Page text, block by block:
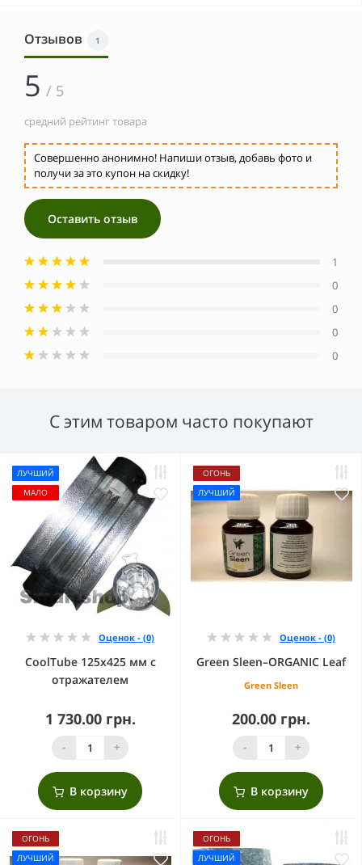
Отзывов 1
5 / 5
средний рейтинг товара
Совершенно анонимно! Напиши отзыв, добавь фото и
получи за это купон на скидку!
Оставить отзыв
1
0
0
0
0
С этим товаром часто покупают
ЛУЧШИЙ
МАЛО
Оценок - (0)
CoolTube 125х425 мм с
отражателем
1 730.00 грн.
- +
В корзину
ОГОНЬ
ЛУЧШИЙ
Оценок - (0)
Green Sleen–ORGANIC Leaf
Green Sleen
200.00 грн.
- +
В корзину
ОГОНЬ
ЛУЧШИЙ
ОГОНЬ
ЛУЧШИЙ